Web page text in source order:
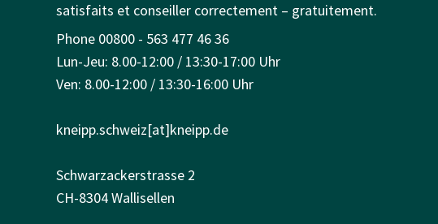
satisfaits et conseiller correctement – gratuitement.
Phone 00800 - 563 477 46 36
Lun-Jeu: 8.00-12:00 / 13:30-17:00 Uhr
Ven: 8.00-12:00 / 13:30-16:00 Uhr
kneipp.schweiz[at]kneipp.de
Schwarzackerstrasse 2
CH-8304 Wallisellen